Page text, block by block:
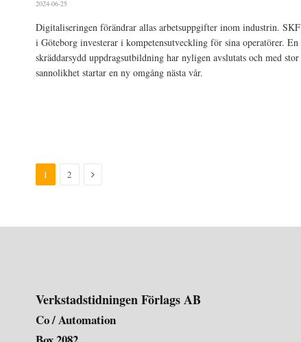
2024-06-25
Digitaliseringen förändrar allas arbetsuppgifter inom industrin. SKF
i Göteborg investerar i kompetensutveckling för sina operatörer. En
skräddarsydd uppdragsutbildning har nyligen avslutats och med stor
sannolikhet startar en ny omgång nästa vår.
1 2 Nästa
Verkstadstidningen Förlags AB
Co / Automation